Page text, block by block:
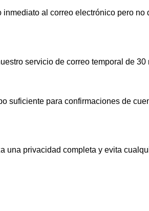
al correo electrónico pero no
servicio de correo temporal de 30
suficiente para confirmaciones de
una privacidad completa y evita